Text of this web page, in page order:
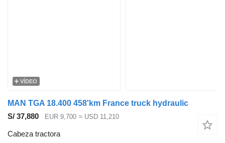
VÍDEO
MAN TGA 18.400 458'km France truck hydraulic
S/ 37,880
EUR 9,700 ≈ USD 11,210
Cabeza tractora